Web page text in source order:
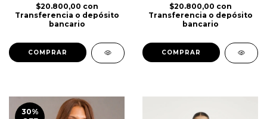
$20.800,00 con
Transferencia o depósito
bancario
COMPRAR
$20.800,00 con
Transferencia o depósito
bancario
COMPRAR
30%